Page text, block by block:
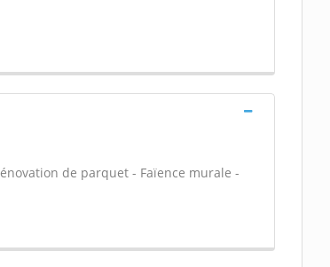
de parquet - Faïence murale -